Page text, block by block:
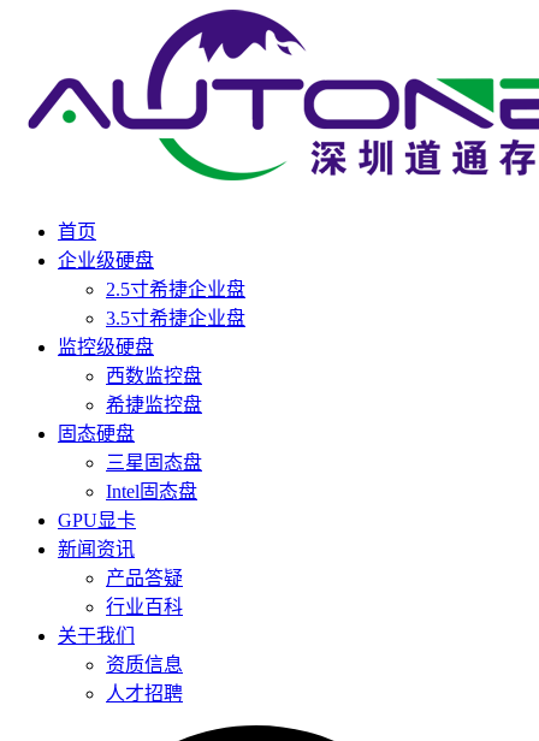
首页
企业级硬盘
2.5寸希捷企业盘
3.5寸希捷企业盘
监控级硬盘
西数监控盘
希捷监控盘
固态硬盘
三星固态盘
Intel固态盘
GPU显卡
新闻资讯
产品答疑
行业百科
关于我们
资质信息
人才招聘